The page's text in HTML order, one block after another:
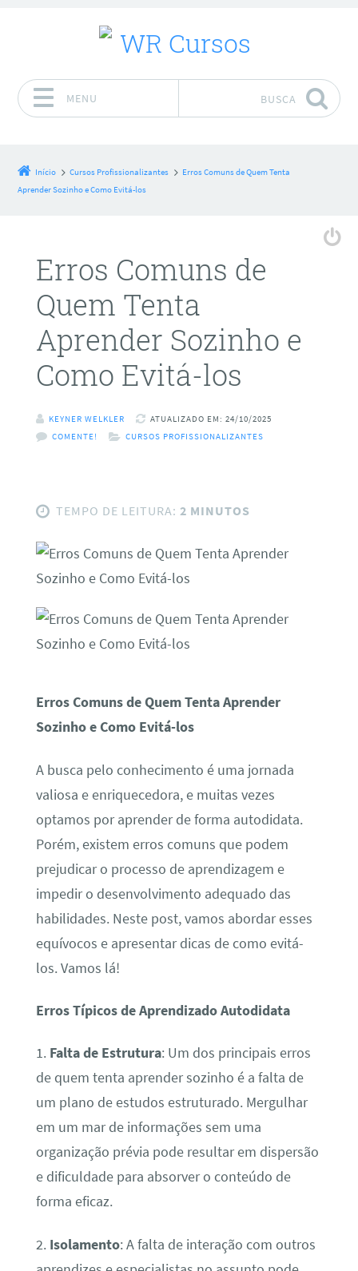
MENU BUSCA
Início Cursos Profissionalizantes
Erros Comuns de Quem Tenta
Aprender Sozinho e Como Evitá-los
Erros Comuns de
Quem Tenta
Aprender Sozinho e
Como Evitá-los
KEYNER WELKLER
ATUALIZADO EM: 24/10/2025
COMENTE!
CURSOS PROFISSIONALIZANTES
TEMPO DE LEITURA: 2 MINUTOS
Erros Comuns de Quem Tenta Aprender
Sozinho e Como Evitá-los
A busca pelo conhecimento é uma jornada
valiosa e enriquecedora, e muitas vezes
optamos por aprender de forma autodidata.
Porém, existem erros comuns que podem
prejudicar o processo de aprendizagem e
impedir o desenvolvimento adequado das
habilidades. Neste post, vamos abordar esses
equívocos e apresentar dicas de como evitá-
los. Vamos lá!
Erros Típicos de Aprendizado Autodidata
1. Falta de Estrutura: Um dos principais erros
de quem tenta aprender sozinho é a falta de
um plano de estudos estruturado. Mergulhar
em um mar de informações sem uma
organização prévia pode resultar em dispersão
e dificuldade para absorver o conteúdo de
forma eficaz.
2. Isolamento: A falta de interação com outros